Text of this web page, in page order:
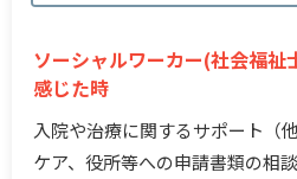
ソーシャルワーカー(社会福祉
感じた時
入院や治療に関するサポート（
ケア、役所等への申請書類の相